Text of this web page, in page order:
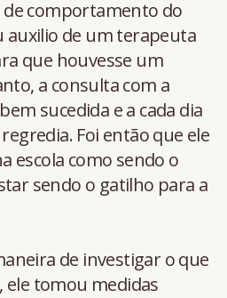
comportamento do
de um terapeuta
que houvesse um
a consulta com a
sucedida e a cada dia
Foi então que ele
escola como sendo o
sendo o gatilho para a
de investigar o que
ele tomou medidas